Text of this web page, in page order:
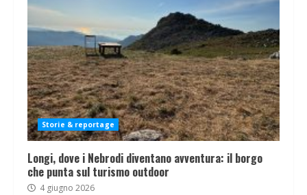
Storie & reportage
Longi, dove i Nebrodi diventano avventura: il borgo
che punta sul turismo outdoor
4 giugno 2026